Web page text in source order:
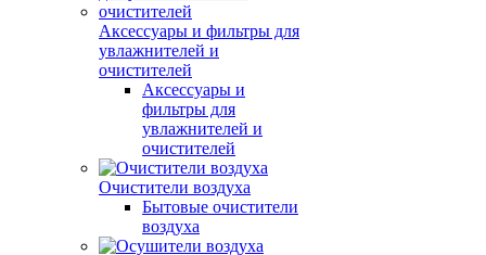
Аксессуары и фильтры для
увлажнителей и
очистителей
Аксессуары и
фильтры для
увлажнителей и
очистителей
Очистители воздуха
Бытовые очистители
воздуха